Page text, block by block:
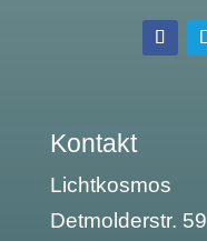
Kontakt
Lichtkosmos
Detmolderstr. 59